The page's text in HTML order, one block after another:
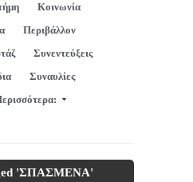
Κοινωνία
Περιβάλλον
Συνεντεύξεις
Συναυλίες
'ΣΠΑΣΜΕΝΑ'